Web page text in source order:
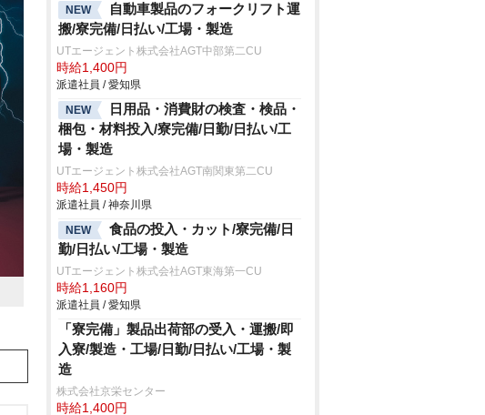
NEW
自動車製品のフォークリフト運
搬/寮完備/日払い/工場・製造
UTエージェント株式会社AGT中部第二CU
時給1,400円
派遣社員 / 愛知県
NEW
日用品・消費財の検査・検品・
梱包・材料投入/寮完備/日勤/日払い/工
場・製造
UTエージェント株式会社AGT南関東第二CU
時給1,450円
派遣社員 / 神奈川県
NEW
食品の投入・カット/寮完備/日
勤/日払い/工場・製造
UTエージェント株式会社AGT東海第一CU
時給1,160円
派遣社員 / 愛知県
「寮完備」製品出荷部の受入・運搬/即
入寮/製造・工場/日勤/日払い/工場・製
造
株式会社京栄センター
時給1,400円